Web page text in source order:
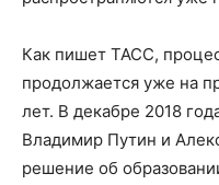
Как пишет ТАСС,
продолжается уже на
лет. В декабре 2018
Владимир Путин и
решение об